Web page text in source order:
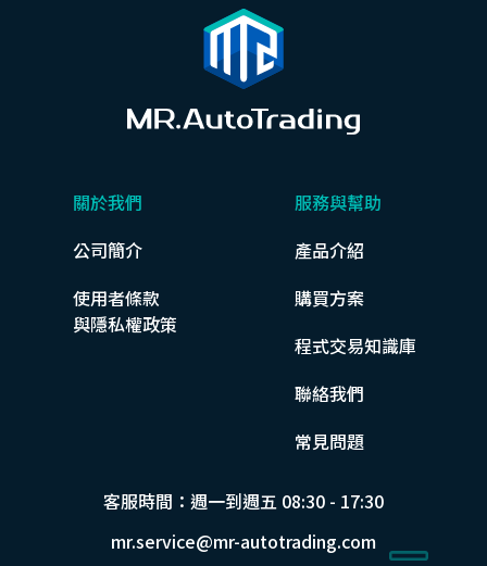
關於我們
公司簡介
使用者條款
與隱私權政策
服務與幫助
產品介紹
購買方案
程式交易知識庫
聯絡我們
常見問題
客服時間：週一到週五 08:30 - 17:30
mr.service@mr-autotrading.com